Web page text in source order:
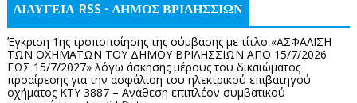
ΔΙΑΥΓΕΙΑ RSS - ΔΗΜΟΣ ΒΡΙΛΗΣΣΙΩΝ
Έγκριση 1ης τροποποίησης της σύμβασης με τίτλο «ΑΣΦΑΛΙΣΗ
ΤΩΝ ΟΧΗΜΑΤΩΝ ΤΟΥ ΔΗΜΟΥ ΒΡΙΛΗΣΣΙΩΝ ΑΠΟ 15/7/2026
ΕΩΣ 15/7/2027» λόγω άσκησης μέρους του δικαιώματος
προαίρεσης για την ασφάλιση του ηλεκτρικού επιβατηγού
οχήματος ΚΤΥ 3887 – Ανάθεση επιπλέον συμβατικού